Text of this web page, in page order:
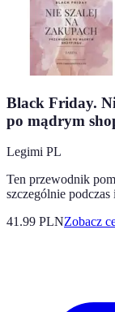
Black Friday.
po mądrym
Legimi PL
Ten przewodnik
szczególnie
41.99 PLNZobacz